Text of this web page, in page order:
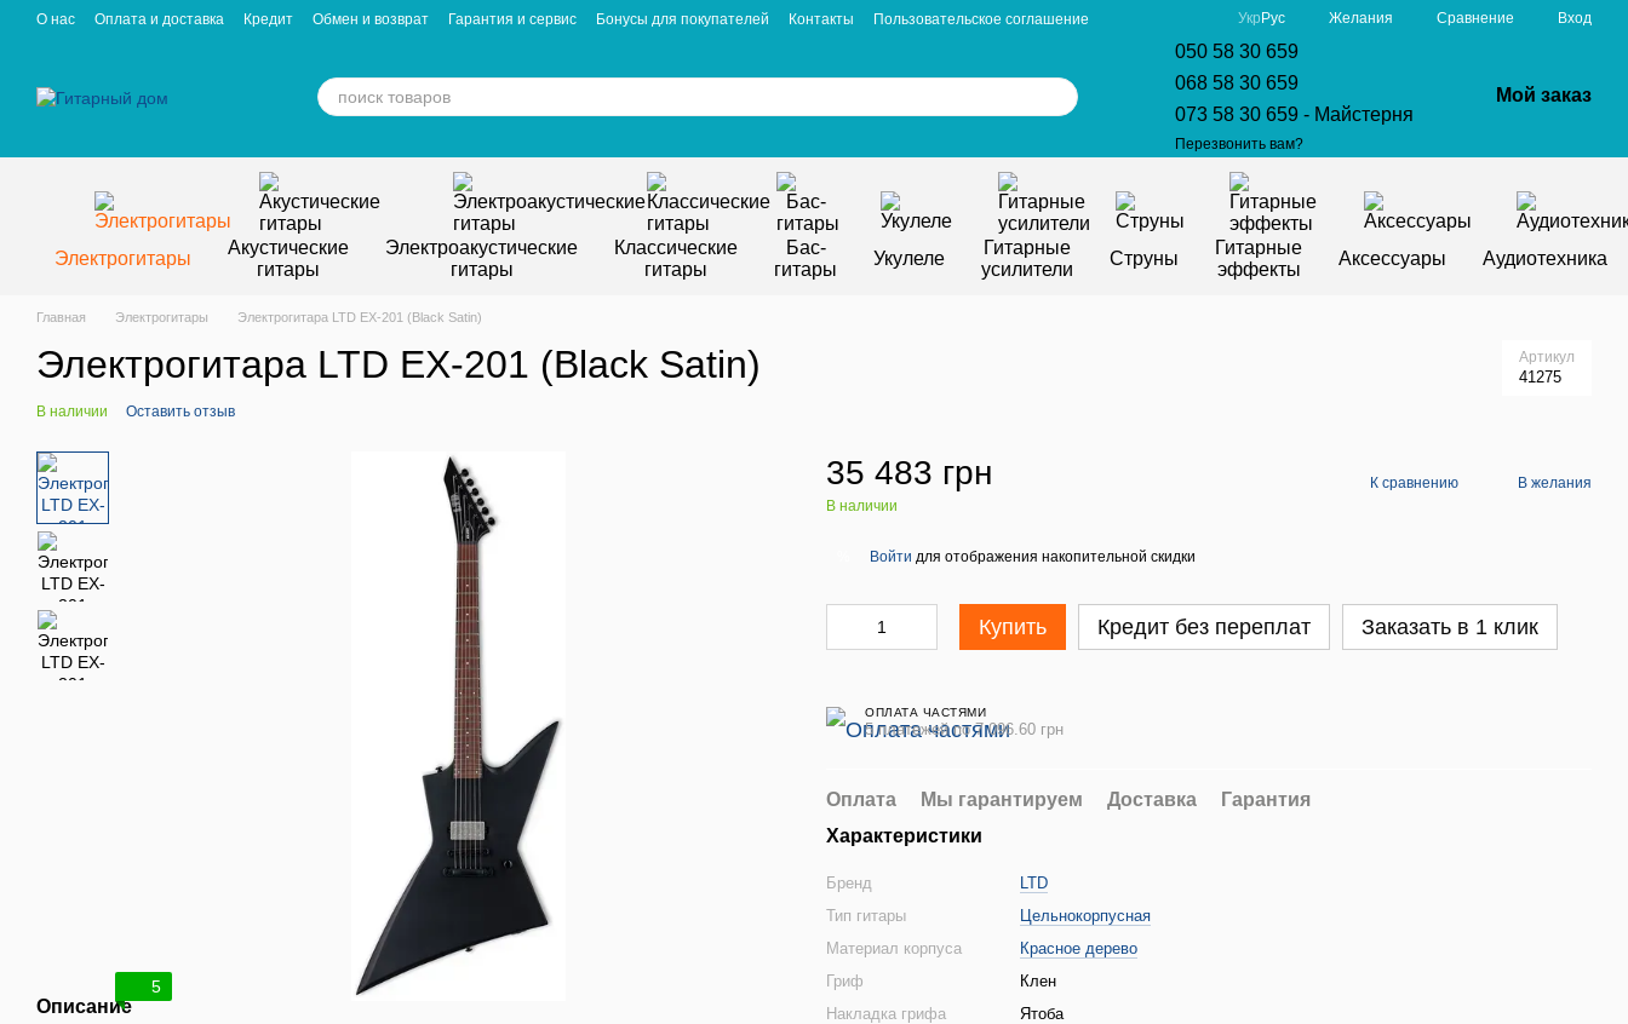
Перейти к основному контенту
О нас Оплата и доставка Кредит Обмен и возврат Гарантия и сервис Бонусы для покупателей Контакты
Пользовательское соглашение
Укр Рус Желания Сравнение Вход
050 58 30 659
068 58 30 659
073 58 30 659 - Майстерня
Перезвонить вам?
Мой заказ
Электрогитары
Акустические
гитары
Электроакустические
гитары
Классические
гитары
Бас-
гитары
Укулеле
Гитарные
усилители
Струны
Гитарные
эффекты
Аксессуары Аудиотехника
Главная Электрогитары Электрогитара LTD EX-201 (Black Satin)
Электрогитара LTD EX-201 (Black Satin) Артикул
41275
В наличии Оставить отзыв
5
Описание
35 483 грн
В наличии
К сравнению В желания
Войти для отображения накопительной скидки
Купить Кредит без переплат Заказать в 1 клик
ОПЛАТА ЧАСТЯМИ
5 платежей по 7 096.60 грн
Оплата Мы гарантируем Доставка
Гарантия
Характеристики
Бренд
LTD
Тип гитары
Цельнокорпусная
Материал корпуса
Красное дерево
Гриф
Клен
Накладка грифа
Ятоба